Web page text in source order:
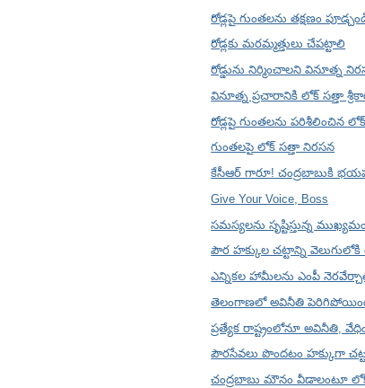
రోడ్లపై గుంతలను తక్షణం
రోడ్లకు మరమ్మత్తులు చేపట్టాలి
రోడ్డును నిర్మించాలని వినూత్న
వినూత్న ప్రచారానికి లోక్ సత్తా
రోడ్లపై గుంతలను పరిశీలించిన
గుంతలపై లోక్ సత్తా నిరసన
కేసీఆర్ గారూ! చంద్రబాబుకి
Give Your Voice, Boss
సమస్యలను సృష్టిస్తున్న
పౌర హక్కుల చట్టాన్ని
ఎన్నికల హామీలను ఎంపీ
తెలంగాణలో అవినీతి
ప్రత్యేక రాష్ట్రంలోనూ అవినీతి,
పౌరసేవలు పొందటం హక్కుగా
చంద్రబాబు మౌనం వీడాలంటూ